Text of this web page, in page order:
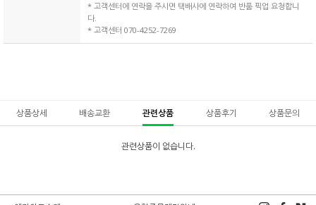
* 고객센터에 연락을 주시면 택배사에 연락하여 반품 픽업 요청합니
다.
* 고객센터 070-4252-7269
상품상세 배송교환 관련상품 상품후기 상품문의
관련상품이 없습니다.